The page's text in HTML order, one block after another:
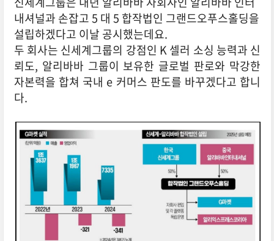
내셔널과 손잡고 5 대 5 합작법인 그랜드오푸스홀딩을
설립하겠다고 이날 공시했는데요.
두 회사는 신세계그룹의 강점인 K 셀러 소싱 능력과 신
뢰도, 알리바바 그룹이 보유한 글로벌 판로와 막강한
자본력을 합쳐 국내 e 커머스 판도를 바꾸겠다고 합니
다.